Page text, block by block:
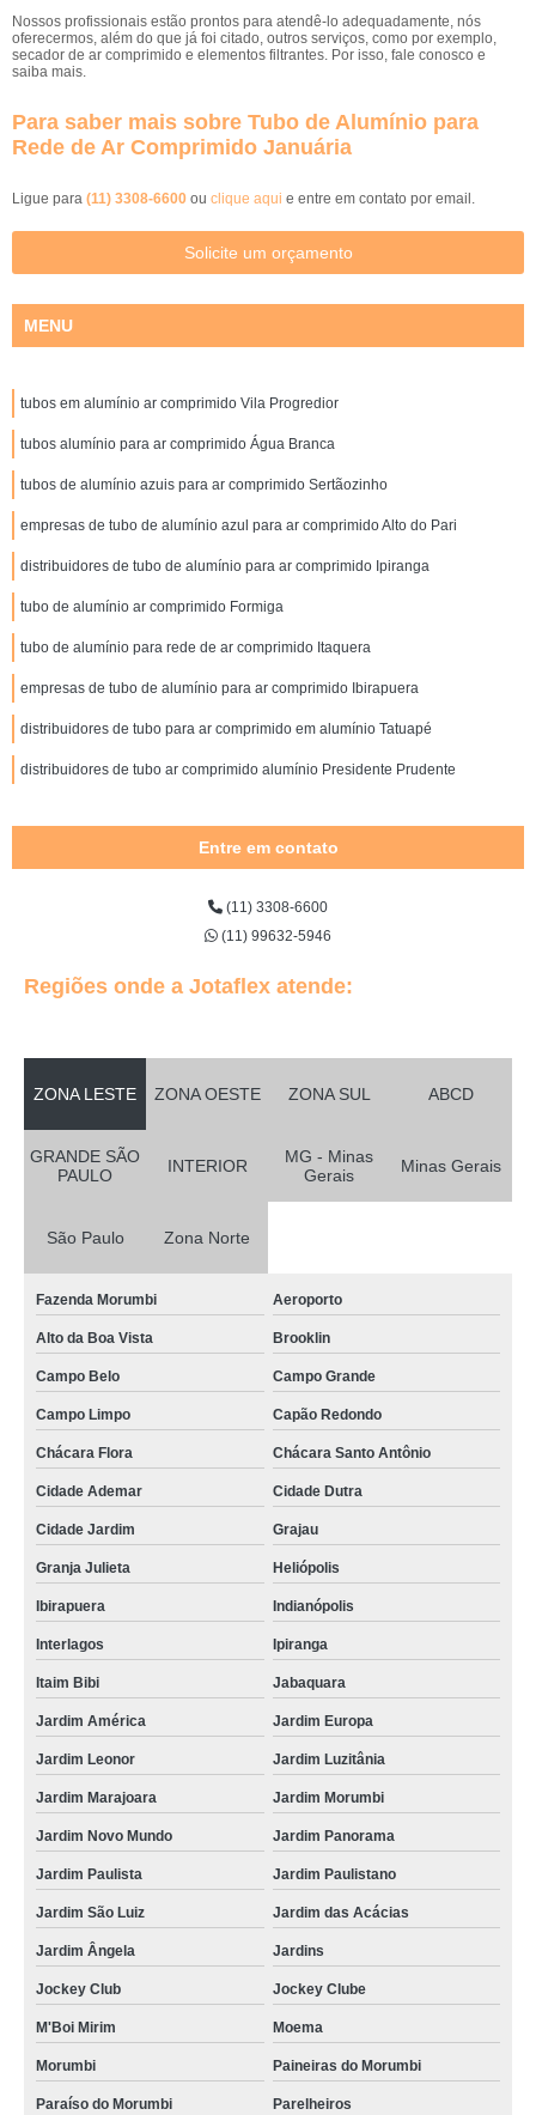
Nossos profissionais estão prontos para atendê-lo adequadamente, nós
oferecermos, além do que já foi citado, outros serviços, como por exemplo,
secador de ar comprimido e elementos filtrantes. Por isso, fale conosco e
saiba mais.
Para saber mais sobre Tubo de Alumínio para
Rede de Ar Comprimido Januária
Ligue para (11) 3308-6600 ou clique aqui e entre em contato por email.
Solicite um orçamento
MENU
tubos em alumínio ar comprimido Vila Progredior
tubos alumínio para ar comprimido Água Branca
tubos de alumínio azuis para ar comprimido Sertãozinho
empresas de tubo de alumínio azul para ar comprimido Alto do Pari
distribuidores de tubo de alumínio para ar comprimido Ipiranga
tubo de alumínio ar comprimido Formiga
tubo de alumínio para rede de ar comprimido Itaquera
empresas de tubo de alumínio para ar comprimido Ibirapuera
distribuidores de tubo para ar comprimido em alumínio Tatuapé
distribuidores de tubo ar comprimido alumínio Presidente Prudente
Entre em contato
(11) 3308-6600
(11) 99632-5946
Regiões onde a Jotaflex atende:
ZONA LESTE ZONA OESTE ZONA SUL ABCD
GRANDE SÃO
PAULO
INTERIOR
MG - Minas
Gerais
Minas Gerais
São Paulo Zona Norte
Fazenda Morumbi Aeroporto
Alto da Boa Vista Brooklin
Campo Belo Campo Grande
Campo Limpo Capão Redondo
Chácara Flora Chácara Santo Antônio
Cidade Ademar Cidade Dutra
Cidade Jardim Grajau
Granja Julieta Heliópolis
Ibirapuera Indianópolis
Interlagos Ipiranga
Itaim Bibi Jabaquara
Jardim América Jardim Europa
Jardim Leonor Jardim Luzitânia
Jardim Marajoara Jardim Morumbi
Jardim Novo Mundo Jardim Panorama
Jardim Paulista Jardim Paulistano
Jardim São Luiz Jardim das Acácias
Jardim Ângela Jardins
Jockey Club Jockey Clube
M'Boi Mirim Moema
Morumbi Paineiras do Morumbi
Paraíso do Morumbi Parelheiros